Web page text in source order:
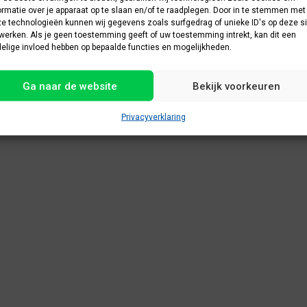
over je apparaat op te slaan en/of te raadplegen. Door in te stemmen met
technologieën kunnen wij gegevens zoals surfgedrag of unieke ID's op deze
Als je geen toestemming geeft of uw toestemming intrekt, kan dit een
invloed hebben op bepaalde functies en mogelijkheden.
Ga naar de website Bekijk voorkeuren
Privacyverklaring